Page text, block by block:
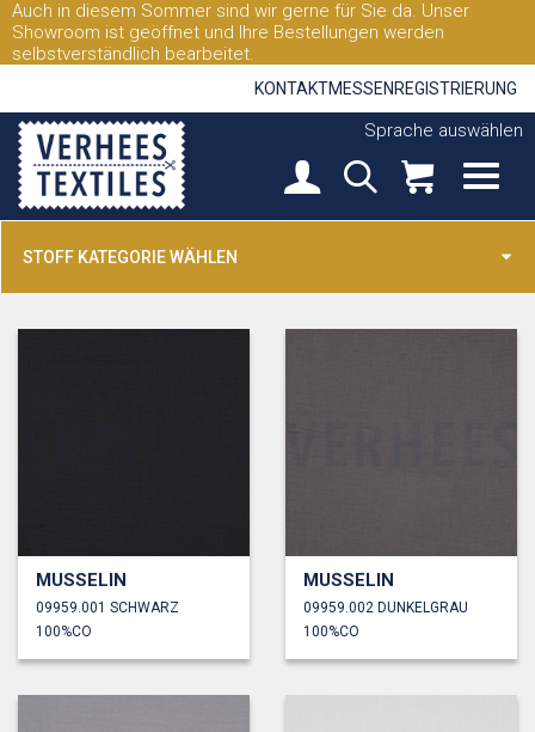
Auch in diesem Sommer sind wir gerne für Sie da. Unser
Showroom ist geöffnet und Ihre Bestellungen werden
selbstverständlich bearbeitet.
KONTAKTMESSEN REGISTRIERUNG
Sprache auswählen
STOFF KATEGORIE WÄHLEN
MUSSELIN
09959.001 SCHWARZ
100%CO
MUSSELIN
09959.002 DUNKELGRAU
100%CO